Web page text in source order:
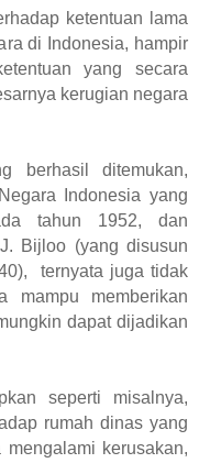
ketentuan lama
di Indonesia, hampir
yang secara
kerugian negara
berhasil ditemukan,
Indonesia yang
tahun 1952, dan
Bijloo (yang disusun
ternyata juga tidak
mampu memberikan
dapat dijadikan
seperti misalnya,
rumah dinas yang
kerusakan,